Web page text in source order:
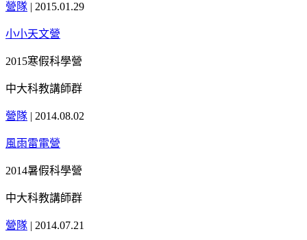
營隊 | 2015.01.29
小小天文營
2015寒假科學營
中大科教講師群
營隊 | 2014.08.02
風雨雷電營
2014暑假科學營
中大科教講師群
營隊 | 2014.07.21